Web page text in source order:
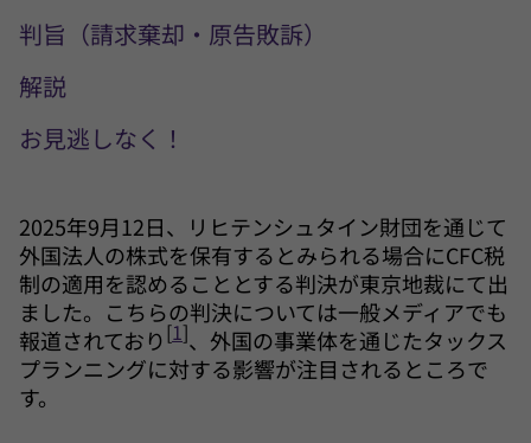
判旨（請求棄却・原告敗訴）
解説
お見逃しなく！
2025年9月12日、リヒテンシュタイン財団を通じて
外国法人の株式を保有するとみられる場合にCFC税
制の適用を認めることとする判決が東京地裁にて出
ました。こちらの判決については一般メディアでも
報道されており [1]、外国の事業体を通じたタックス
プランニングに対する影響が注目されるところで
す。